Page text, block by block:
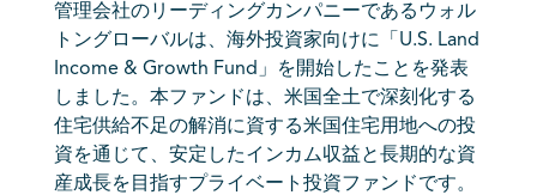
管理会社のリーディングカンパニーであるウォル
トングローバルは、海外投資家向けに「U.S. Land
Income & Growth Fund」を開始したことを発表
しました。本ファンドは、米国全土で深刻化する
住宅供給不足の解消に資する米国住宅用地への投
資を通じて、安定したインカム収益と長期的な資
産成長を目指すプライベート投資ファンドです。